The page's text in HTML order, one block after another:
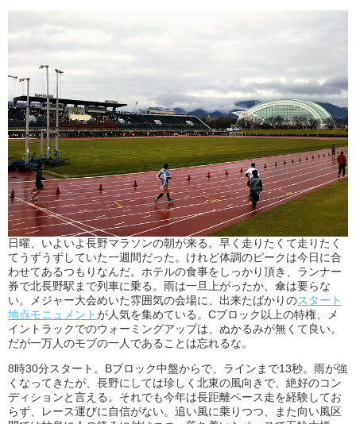
日曜、いよいよ長野マラソンの朝が来る。早く走りたくて走りたく
てうずうずしていた一週間だった。けれど体調のピークは今日に合
わせてあるつもりなんだ。ホテルの食事をしっかり頂き、ランナー
券で北長野駅まで列車に乗る。雨は一旦上がったか、傘は要らな
い。メジャー大会めいた雰囲気の会場に、出来たばかりのスタート
地点モニュメントが人気を集めている。Cブロック以上の特権、メ
イントラックでのウォーミングアップは、ぬかるみが無くて良い。
だが一万人のモブの一人であることは忘れるな。
8時30分スタート。Bブロック中盤からで、ラインまで13秒。雨が強
くなってきたが、長野にしては珍しく北東の風向きで、絶好のコン
ディションと言える。それでも今年は長距離ペース走を経験してお
らず、レース運びに自信がない。追い風に乗りつつ、また向い風区